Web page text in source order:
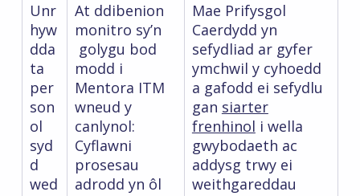
Unr
hyw
dda
ta
per
son
ol
syd
d
wed
At ddibenion
monitro sy’n
golygu bod
modd i
Mentora ITM
wneud y
canlynol:
Cyflawni
prosesau
adrodd yn ôl
Mae Prifysgol
Caerdydd yn
sefydliad ar gyfer
ymchwil y cyhoedd
a gafodd ei sefydlu
gan siarter
frenhinol i wella
gwybodaeth ac
addysg trwy ei
weithgareddau